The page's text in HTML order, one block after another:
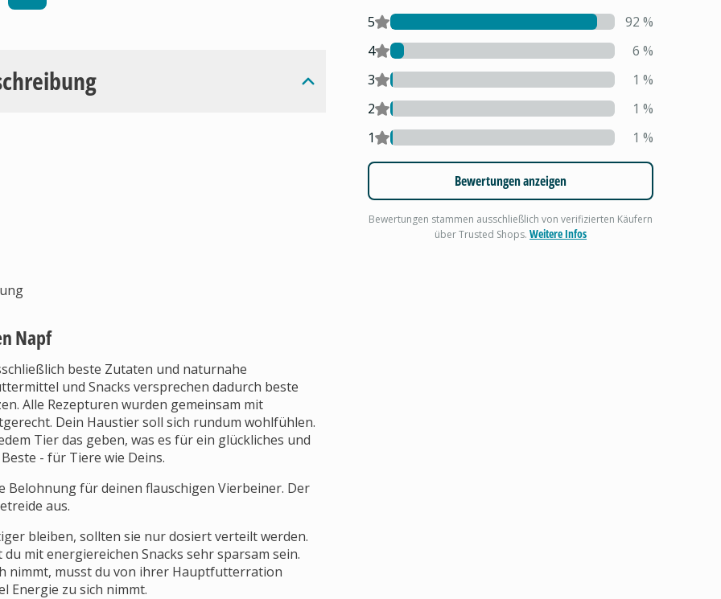
Napf
beste Zutaten und naturnahe
und Snacks versprechen dadurch beste
Alle Rezepturen wurden gemeinsam mit
Dein Haustier soll sich rundum wohlfühlen.
Tier das geben, was es für ein glückliches und
- für Tiere wie Deins.
Belohnung für deinen flauschigen Vierbeiner. Der
aus.
bleiben, sollten sie nur dosiert verteilt werden.
mit energiereichen Snacks sehr sparsam sein.
nimmt, musst du von ihrer Hauptfutterration
Energie zu sich nimmt.
5 92 %
4
6 %
3
1 %
2
1 %
1
1 %
Bewertungen anzeigen
Bewertungen stammen ausschließlich von verifizierten Käufern
über Trusted Shops.Weitere Infos